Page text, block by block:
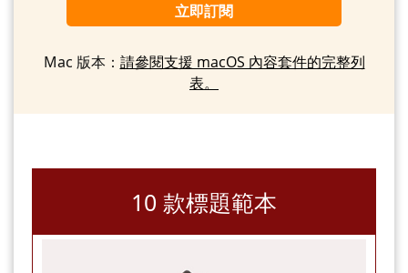
立即訂閱
Mac 版本： 請參閱支援 macOS 內容套件的完整列
表。
10 款標題範本